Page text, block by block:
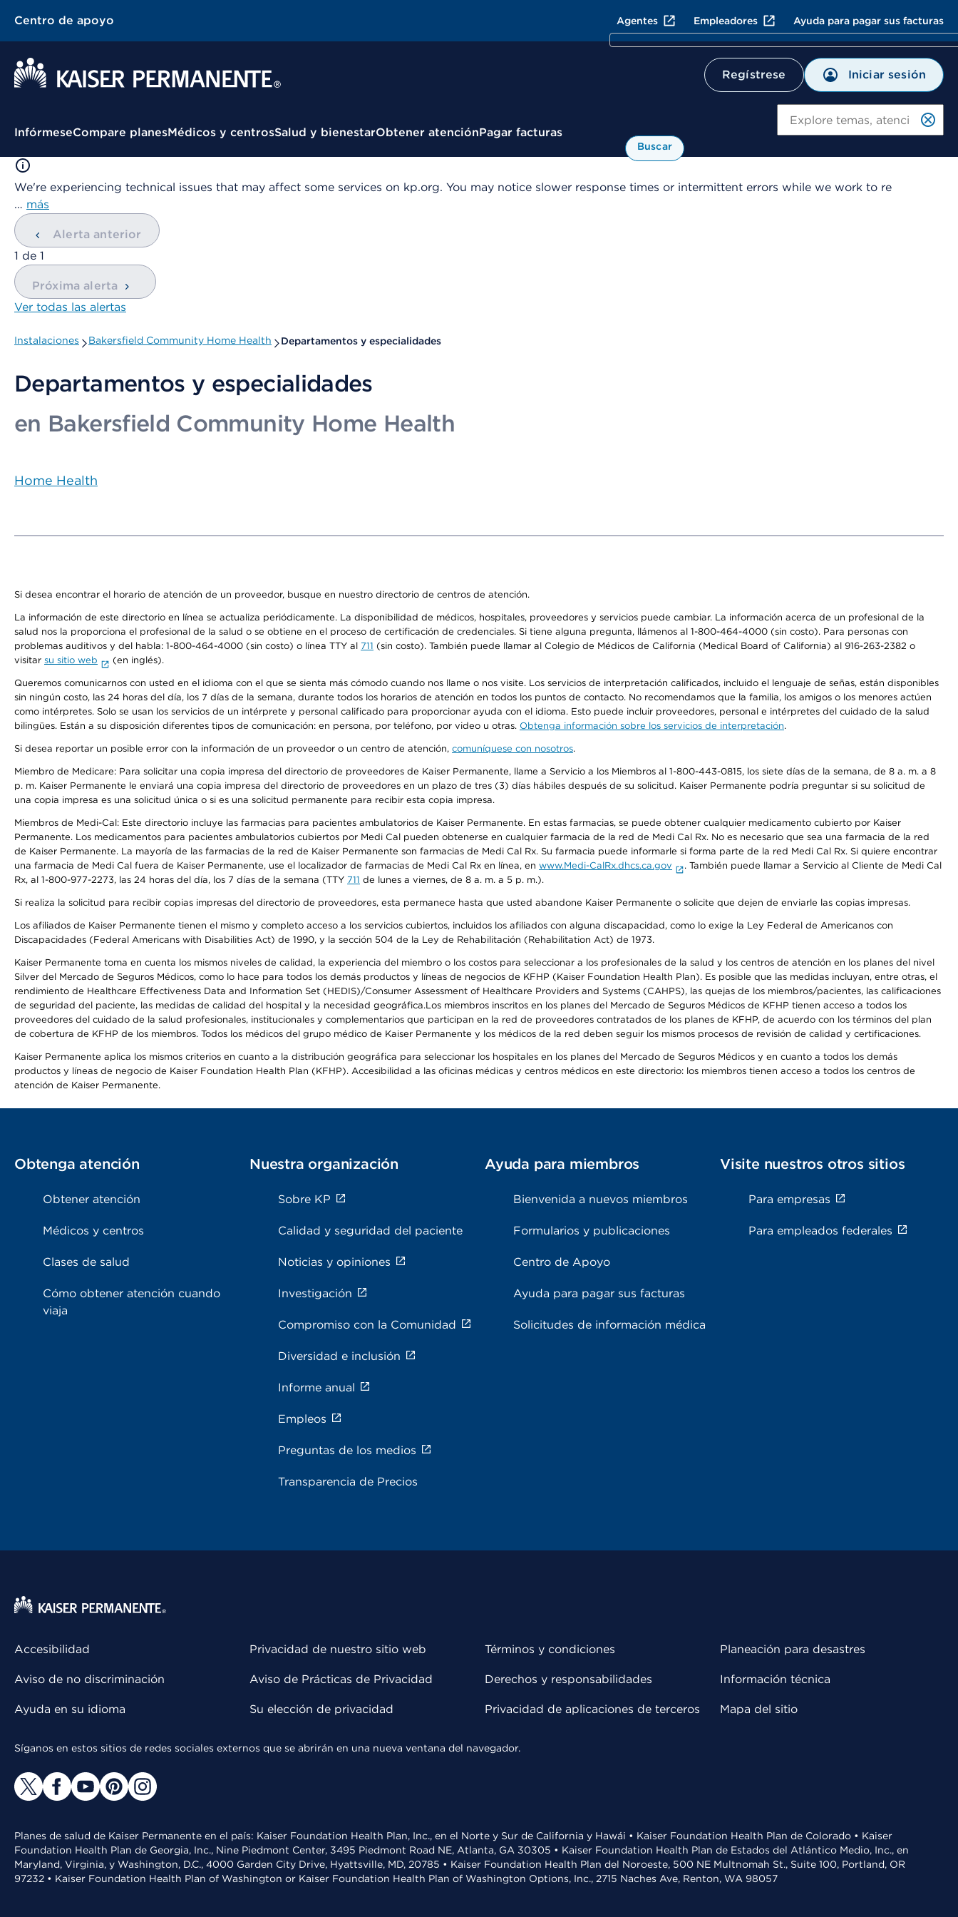
Centro de apoyo Agentes Empleadores Ayuda para pagar sus facturas
Regístrese Iniciar sesión
Menú contextual
InfórmeseCompare planesMédicos y centrosSalud y bienestarObtener atenciónPagar facturas
Buscar
We're experiencing technical issues that may affect some services on kp.org. You may notice slower response times or intermittent errors while we work to re
… más
Alerta anterior
mostrando
1 de 1
Próxima alerta
Ver todas las alertas
Instalaciones Bakersfield Community Home Health Departamentos y especialidades
Departamentos y especialidades
en Bakersfield Community Home Health
Home Health
Si desea encontrar el horario de atención de un proveedor, busque en nuestro directorio de centros de atención.
La información de este directorio en línea se actualiza periódicamente. La disponibilidad de médicos, hospitales, proveedores y servicios puede cambiar. La información acerca de un profesional de la
salud nos la proporciona el profesional de la salud o se obtiene en el proceso de certificación de credenciales. Si tiene alguna pregunta, llámenos al 1-800-464-4000 (sin costo). Para personas con
problemas auditivos y del habla: 1-800-464-4000 (sin costo) o línea TTY al 711 (sin costo). También puede llamar al Colegio de Médicos de California (Medical Board of California) al 916-263-2382 o
visitar su sitio web (en inglés).
Queremos comunicarnos con usted en el idioma con el que se sienta más cómodo cuando nos llame o nos visite. Los servicios de interpretación calificados, incluido el lenguaje de señas, están disponibles
sin ningún costo, las 24 horas del día, los 7 días de la semana, durante todos los horarios de atención en todos los puntos de contacto. No recomendamos que la familia, los amigos o los menores actúen
como intérpretes. Solo se usan los servicios de un intérprete y personal calificado para proporcionar ayuda con el idioma. Esto puede incluir proveedores, personal e intérpretes del cuidado de la salud
bilingües. Están a su disposición diferentes tipos de comunicación: en persona, por teléfono, por video u otras. Obtenga información sobre los servicios de interpretación.
Si desea reportar un posible error con la información de un proveedor o un centro de atención, comuníquese con nosotros.
Miembro de Medicare: Para solicitar una copia impresa del directorio de proveedores de Kaiser Permanente, llame a Servicio a los Miembros al 1-800-443-0815, los siete días de la semana, de 8 a. m. a 8
p. m. Kaiser Permanente le enviará una copia impresa del directorio de proveedores en un plazo de tres (3) días hábiles después de su solicitud. Kaiser Permanente podría preguntar si su solicitud de
una copia impresa es una solicitud única o si es una solicitud permanente para recibir esta copia impresa.
Miembros de Medi-Cal: Este directorio incluye las farmacias para pacientes ambulatorios de Kaiser Permanente. En estas farmacias, se puede obtener cualquier medicamento cubierto por Kaiser
Permanente. Los medicamentos para pacientes ambulatorios cubiertos por Medi Cal pueden obtenerse en cualquier farmacia de la red de Medi Cal Rx. No es necesario que sea una farmacia de la red
de Kaiser Permanente. La mayoría de las farmacias de la red de Kaiser Permanente son farmacias de Medi Cal Rx. Su farmacia puede informarle si forma parte de la red Medi Cal Rx. Si quiere encontrar
una farmacia de Medi Cal fuera de Kaiser Permanente, use el localizador de farmacias de Medi Cal Rx en línea, en www.Medi-CalRx.dhcs.ca.gov
. También puede llamar a Servicio al Cliente de Medi Cal
Rx, al 1-800-977-2273, las 24 horas del día, los 7 días de la semana (TTY 711 de lunes a viernes, de 8 a. m. a 5 p. m.).
Si realiza la solicitud para recibir copias impresas del directorio de proveedores, esta permanece hasta que usted abandone Kaiser Permanente o solicite que dejen de enviarle las copias impresas.
Los afiliados de Kaiser Permanente tienen el mismo y completo acceso a los servicios cubiertos, incluidos los afiliados con alguna discapacidad, como lo exige la Ley Federal de Americanos con
Discapacidades (Federal Americans with Disabilities Act) de 1990, y la sección 504 de la Ley de Rehabilitación (Rehabilitation Act) de 1973.
Kaiser Permanente toma en cuenta los mismos niveles de calidad, la experiencia del miembro o los costos para seleccionar a los profesionales de la salud y los centros de atención en los planes del nivel
Silver del Mercado de Seguros Médicos, como lo hace para todos los demás productos y líneas de negocios de KFHP (Kaiser Foundation Health Plan). Es posible que las medidas incluyan, entre otras, el
rendimiento de Healthcare Effectiveness Data and Information Set (HEDIS)/Consumer Assessment of Healthcare Providers and Systems (CAHPS), las quejas de los miembros/pacientes, las calificaciones
de seguridad del paciente, las medidas de calidad del hospital y la necesidad geográfica.Los miembros inscritos en los planes del Mercado de Seguros Médicos de KFHP tienen acceso a todos los
proveedores del cuidado de la salud profesionales, institucionales y complementarios que participan en la red de proveedores contratados de los planes de KFHP, de acuerdo con los términos del plan
de cobertura de KFHP de los miembros. Todos los médicos del grupo médico de Kaiser Permanente y los médicos de la red deben seguir los mismos procesos de revisión de calidad y certificaciones.
Kaiser Permanente aplica los mismos criterios en cuanto a la distribución geográfica para seleccionar los hospitales en los planes del Mercado de Seguros Médicos y en cuanto a todos los demás
productos y líneas de negocio de Kaiser Foundation Health Plan (KFHP). Accesibilidad a las oficinas médicas y centros médicos en este directorio: los miembros tienen acceso a todos los centros de
atención de Kaiser Permanente.
Obtenga atención
Obtener atención
Médicos y centros
Clases de salud
Cómo obtener atención cuando
viaja
Nuestra organización
Sobre KP
Calidad y seguridad del paciente
Noticias y opiniones
Investigación
Compromiso con la Comunidad
Diversidad e inclusión
Informe anual
Empleos
Preguntas de los medios
Transparencia de Precios
Ayuda para miembros
Bienvenida a nuevos miembros
Formularios y publicaciones
Centro de Apoyo
Ayuda para pagar sus facturas
Solicitudes de información médica
Visite nuestros otros sitios
Para empresas
Para empleados federales
Accesibilidad
Aviso de no discriminación
Ayuda en su idioma
Privacidad de nuestro sitio web
Aviso de Prácticas de Privacidad
Su elección de privacidad
Términos y condiciones
Derechos y responsabilidades
Privacidad de aplicaciones de terceros
Planeación para desastres
Información técnica
Mapa del sitio
Síganos en estos sitios de redes sociales externos que se abrirán en una nueva ventana del navegador.
Planes de salud de Kaiser Permanente en el país: Kaiser Foundation Health Plan, Inc., en el Norte y Sur de California y Hawái • Kaiser Foundation Health Plan de Colorado • Kaiser
Foundation Health Plan de Georgia, Inc., Nine Piedmont Center, 3495 Piedmont Road NE, Atlanta, GA 30305 • Kaiser Foundation Health Plan de Estados del Atlántico Medio, Inc., en
Maryland, Virginia, y Washington, D.C., 4000 Garden City Drive, Hyattsville, MD, 20785 • Kaiser Foundation Health Plan del Noroeste, 500 NE Multnomah St., Suite 100, Portland, OR
97232 • Kaiser Foundation Health Plan of Washington or Kaiser Foundation Health Plan of Washington Options, Inc., 2715 Naches Ave, Renton, WA 98057